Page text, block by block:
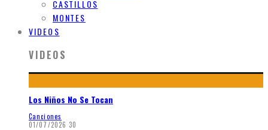
CASTILLOS
MONTES
VIDEOS
VIDEOS
Los Niños No Se Tocan
Canciones
01/07/2026 30